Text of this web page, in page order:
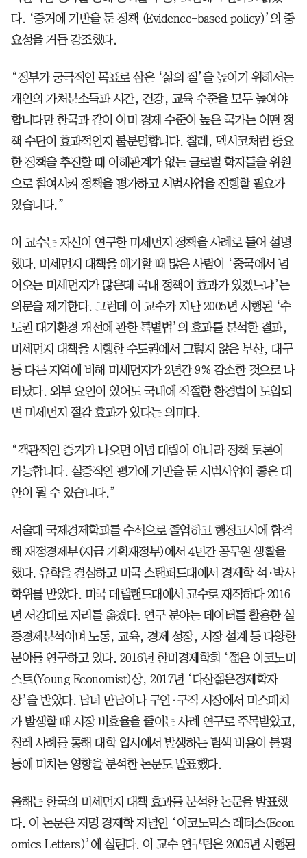
다. ‘증거에 기반을 둔 정책 (Evidence-based policy)’의 중
요성을 거듭 강조했다.
“정부가 궁극적인 목표로 삼은 ‘삶의 질’을 높이기 위해서는
개인의 가처분소득과 시간, 건강, 교육 수준을 모두 높여야
합니다만 한국과 같이 이미 경제 수준이 높은 국가는 어떤 정
책 수단이 효과적인지 불분명합니다. 칠레, 멕시코처럼 중요
한 정책을 추진할 때 이해관계가 없는 글로벌 학자들을 위원
으로 참여시켜 정책을 평가하고 시범사업을 진행할 필요가
있습니다.”
이 교수는 자신이 연구한 미세먼지 정책을 사례로 들어 설명
했다. 미세먼지 대책을 얘기할 때 많은 사람이 ‘중국에서 넘
어오는 미세먼지가 많은데 국내 정책이 효과가 있겠느냐’는
의문을 제기한다. 그런데 이 교수가 지난 2005년 시행된 ‘수
도권 대기환경 개선에 관한 특별법’의 효과를 분석한 결과,
미세먼지 대책을 시행한 수도권에서 그렇지 않은 부산, 대구
등 다른 지역에 비해 미세먼지가 2년간 9% 감소한 것으로 나
타났다. 외부 요인이 있어도 국내에 적절한 환경법이 도입되
면 미세먼지 절감 효과가 있다는 의미다.
“객관적인 증거가 나오면 이념 대립이 아니라 정책 토론이
가능합니다. 실증적인 평가에 기반을 둔 시범사업이 좋은 대
안이 될 수 있습니다.”
서울대 국제경제학과를 수석으로 졸업하고 행정고시에 합격
해 재정경제부(지금 기획재정부)에서 4년간 공무원 생활을
했다. 유학을 결심하고 미국 스탠퍼드대에서 경제학 석·박사
학위를 받았다. 미국 메릴랜드대에서 교수로 재직하다 2016
년 서강대로 자리를 옮겼다. 연구 분야는 데이터를 활용한 실
증경제분석이며 노동, 교육, 경제 성장, 시장 설계 등 다양한
분야를 연구하고 있다. 2016년 한미경제학회 ‘젊은 이코노미
스트(Young Economist)상, 2017년 ‘다산젊은경제학자
상’을 받았다. 남녀 만남이나 구인·구직 시장에서 미스매치
가 발생할 때 시장 비효율을 줄이는 사례 연구로 주목받았고,
칠레 사례를 통해 대학 입시에서 발생하는 탐색 비용이 불평
등에 미치는 영향을 분석한 논문도 발표했다.
올해는 한국의 미세먼지 대책 효과를 분석한 논문을 발표했
다. 이 논문은 저명 경제학 저널인 ‘이코노믹스 레터스(Econ
omics Letters)’에 실린다. 이 교수 연구팀은 2005년 시행된